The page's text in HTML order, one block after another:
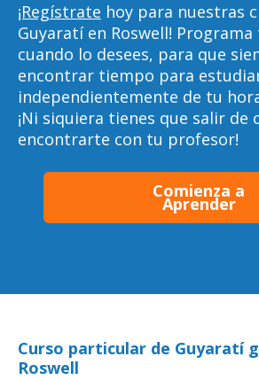
¡Regístrate hoy para nuestras
Guyaratí en Roswell!
cuando lo desees, para que
encontrar tiempo para
independientemente de tu
¡Ni siquiera tienes que salir de
encontrarte con tu profesor!
Comienza a
Aprender
Curso particular de Guyaratí
Roswell